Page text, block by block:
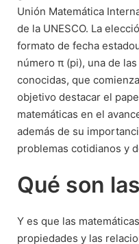
Unión Matemática
de la UNESCO. La
formato de fecha
número π (pi), una de
conocidas, que
objetivo destacar el
matemáticas en el
además de su
problemas cotidianos y
Qué son
Y es que las
propiedades y las